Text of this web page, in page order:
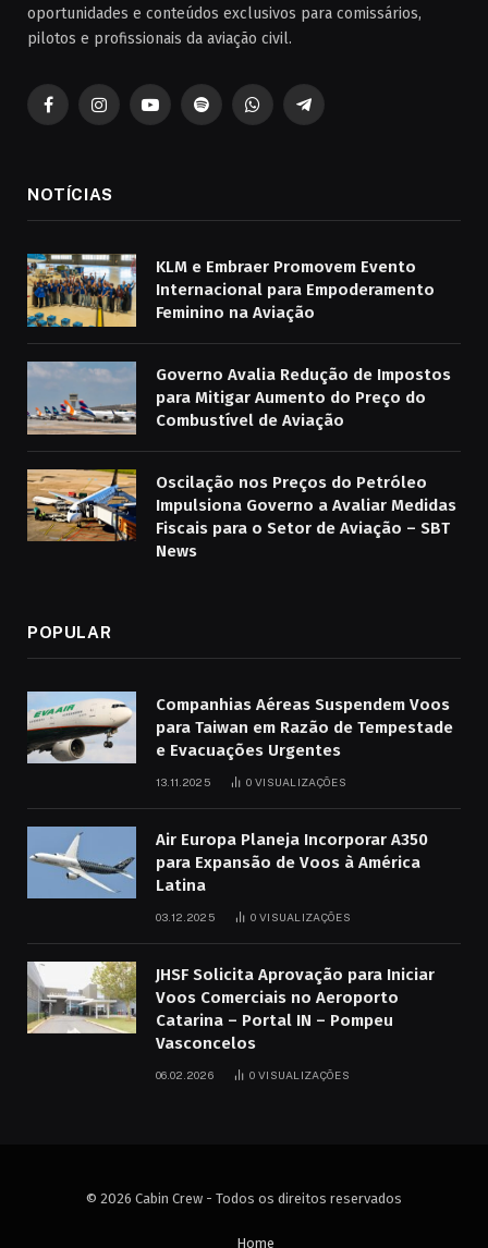
oportunidades e conteúdos exclusivos para comissários,
pilotos e profissionais da aviação civil.
FacebookInstagramYouTubeSpotifyWhatsAppTelegrama
NOTÍCIAS
KLM e Embraer Promovem Evento
Internacional para Empoderamento
Feminino na Aviação
Governo Avalia Redução de Impostos
para Mitigar Aumento do Preço do
Combustível de Aviação
Oscilação nos Preços do Petróleo
Impulsiona Governo a Avaliar Medidas
Fiscais para o Setor de Aviação – SBT
News
POPULAR
Companhias Aéreas Suspendem Voos
para Taiwan em Razão de Tempestade
e Evacuações Urgentes
13.11.2025 0 VISUALIZAÇÕES
Air Europa Planeja Incorporar A350
para Expansão de Voos à América
Latina
03.12.2025 0 VISUALIZAÇÕES
JHSF Solicita Aprovação para Iniciar
Voos Comerciais no Aeroporto
Catarina – Portal IN – Pompeu
Vasconcelos
06.02.2026 0 VISUALIZAÇÕES
© 2026 Cabin Crew - Todos os direitos reservados
Home